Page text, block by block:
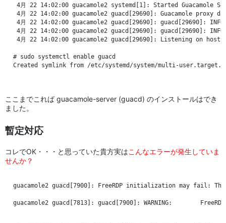
4月 22 14:02:00 guacamole2 systemd[1]: Started Guacamole
4月 22 14:02:00 guacamole2 guacd[29690]: Guacamole proxy
4月 22 14:02:00 guacamole2 guacd[29690]: guacd[29690]:
4月 22 14:02:00 guacamole2 guacd[29690]: guacd[29690]:
4月 22 14:02:00 guacamole2 guacd[29690]: Listening on
# sudo systemctl enable guacd
Created symlink from /etc/systemd/system/multi-
ここまでこれば guacamole-server (guacd) のインストールはでき
ました。
暫定対応
コレでOK・・・と思っていた貴方実はこんなエラーが発生していま
せんか？
guacamole2 guacd[7900]: FreeRDP initialization may